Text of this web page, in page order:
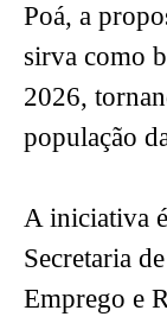
Poá, a
sirva como
2026,
população
A iniciativa
Secretaria
Emprego e